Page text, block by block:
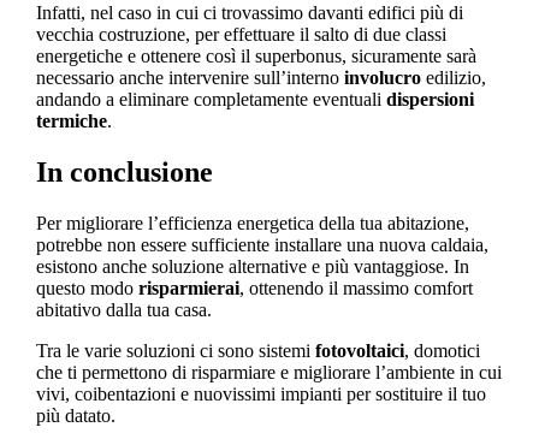
Infatti, nel caso in cui ci trovassimo davanti edifici più di
vecchia costruzione, per effettuare il salto di due classi
energetiche e ottenere così il superbonus, sicuramente sarà
necessario anche intervenire sull’interno involucro edilizio,
andando a eliminare completamente eventuali dispersioni
termiche.
In conclusione
Per migliorare l’efficienza energetica della tua abitazione,
potrebbe non essere sufficiente installare una nuova caldaia,
esistono anche soluzione alternative e più vantaggiose. In
questo modo risparmierai, ottenendo il massimo comfort
abitativo dalla tua casa.
Tra le varie soluzioni ci sono sistemi fotovoltaici, domotici
che ti permettono di risparmiare e migliorare l’ambiente in cui
vivi, coibentazioni e nuovissimi impianti per sostituire il tuo
più datato.